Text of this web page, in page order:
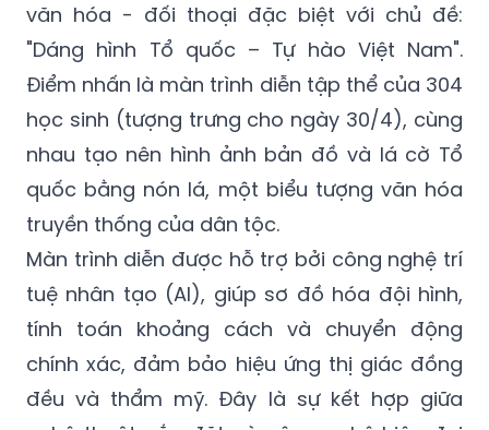
văn hóa - đối thoại đặc biệt với chủ đề:
"Dáng hình Tổ quốc – Tự hào Việt Nam".
Điểm nhấn là màn trình diễn tập thể của 304
học sinh (tượng trưng cho ngày 30/4), cùng
nhau tạo nên hình ảnh bản đồ và lá cờ Tổ
quốc bằng nón lá, một biểu tượng văn hóa
truyền thống của dân tộc.
Màn trình diễn được hỗ trợ bởi công nghệ trí
tuệ nhân tạo (AI), giúp sơ đồ hóa đội hình,
tính toán khoảng cách và chuyển động
chính xác, đảm bảo hiệu ứng thị giác đồng
đều và thẩm mỹ. Đây là sự kết hợp giữa